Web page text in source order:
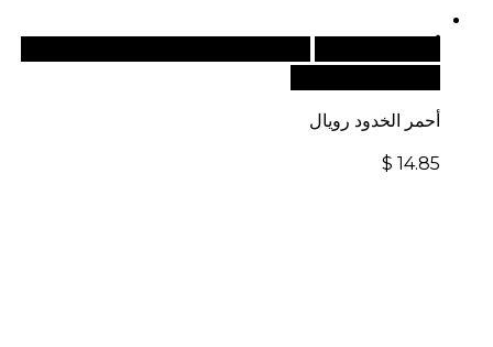
أحمر الخدود رويال
$ 14.85